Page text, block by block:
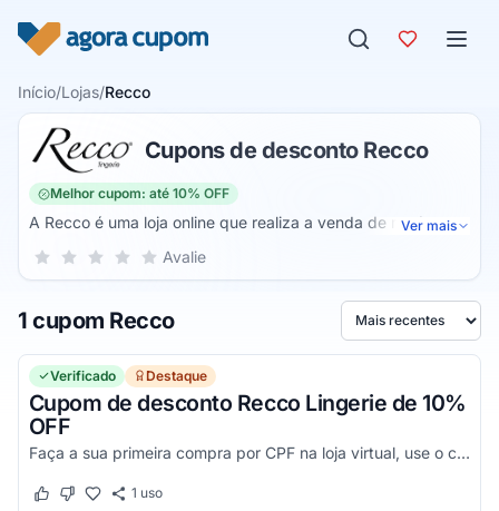
Início/Lojas/Recco
Cupons de desconto Recco
Melhor cupom: até 10% OFF
A Recco é uma loja online que realiza a venda de moda
íntima feminina e também masculina. Através dela é
babydoll, cinta liga, meias, rope, camisão, casacos,
vestidos, cuecas, chinelo, pijamas curtos e longos, calção,
acessórios e muito mais.
Ver mais
Sua nota para Recco, de 1 a 5 estrelas
5 estrelas
4 estrelas
3 estrelas
2 estrelas
1 estrela Avalie
1 cupom Recco Ordenar por
Verificado Destaque
Cupom de desconto Recco Lingerie de 10%
OFF
Faça a sua primeira compra por CPF na loja virtual, use o código promocional e ganhe 10% a mais de desconto.
Este cupom funcionou
Este cupom não funcionou
1 uso